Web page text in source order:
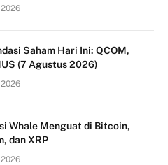
Saham Hari Ini: QCOM,
(7 Agustus 2026)
Whale Menguat di Bitcoin,
dan XRP